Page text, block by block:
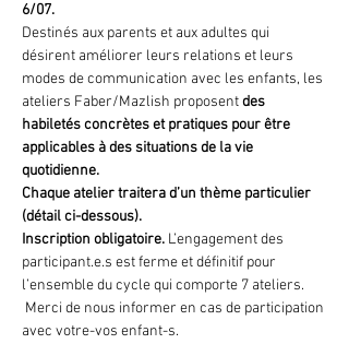
6/07.
Destinés aux parents et aux adultes qui
désirent améliorer leurs relations et leurs
modes de communication avec les enfants, les
ateliers Faber/Mazlish proposent des
habiletés concrètes et pratiques pour être
applicables à des situations de la vie
quotidienne.
Chaque atelier traitera d’un thème particulier
(détail ci-dessous).
Inscription obligatoire. L’engagement des
participant.e.s est ferme et définitif pour
l’ensemble du cycle qui comporte 7 ateliers.
Merci de nous informer en cas de participation
avec votre-vos enfant-s.